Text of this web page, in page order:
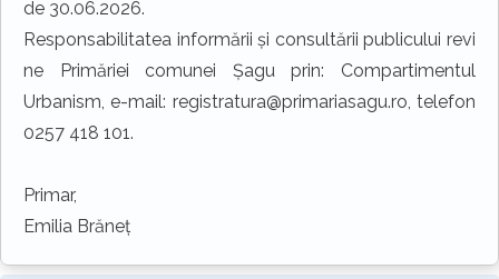
de 30.06.2026.
Responsabilitatea informării şi consultării publicului revi
ne Primăriei comunei Șagu prin: Compartimentul
Urbanism, e-mail: registratura@primariasagu.ro, telefon
0257 418 101.
Primar,
Emilia Brăneț